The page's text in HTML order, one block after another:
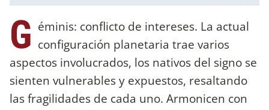
G éminis: conflicto de intereses. La actual
configuración planetaria trae varios
aspectos involucrados, los nativos del signo se
sienten vulnerables y expuestos, resaltando
las fragilidades de cada uno. Armonicen con